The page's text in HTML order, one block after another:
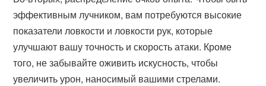
эффективным лучником, вам потребуются высокие
показатели ловкости и ловкости рук, которые
улучшают вашу точность и скорость атаки. Кроме
того, не забывайте оживить искусность, чтобы
увеличить урон, наносимый вашими стрелами.